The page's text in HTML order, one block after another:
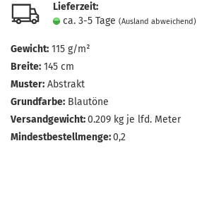
Lieferzeit:
ca. 3-5 Tage (Ausland abweichend)
Gewicht: 115 g/m²
Breite: 145 cm
Muster: Abstrakt
Grundfarbe: Blautöne
Versandgewicht:0.209 kg je lfd. Meter
Mindestbestellmenge:0,2